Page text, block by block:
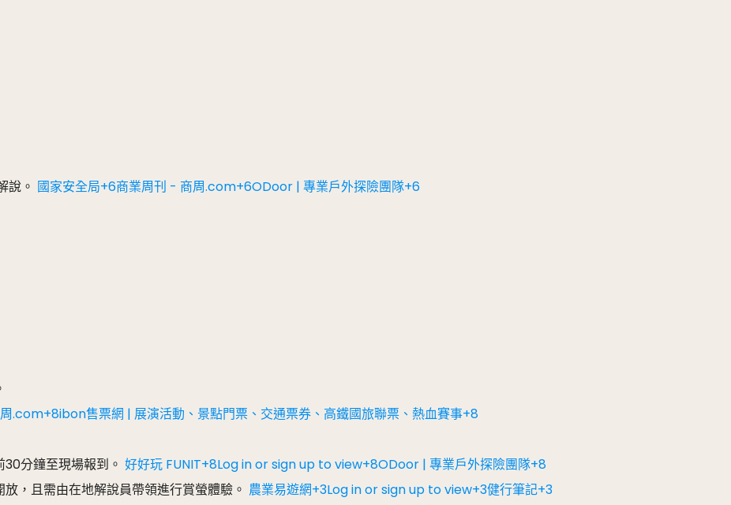
。
國家安全局+6商業周刊 - 商周.com+6ODoor | 專業戶外探險團隊+6
售票網 | 展演活動、景點門票、交通票券、高鐵國旅聯票、熱血賽事+8
分鐘至現場報到。 好好玩 FUNIT+8Log in or sign up to view+8ODoor | 專業戶外探險團隊+8
，且需由在地解說員帶領進行賞螢體驗。
農業易遊網+3Log in or sign up to view+3健行筆記+3